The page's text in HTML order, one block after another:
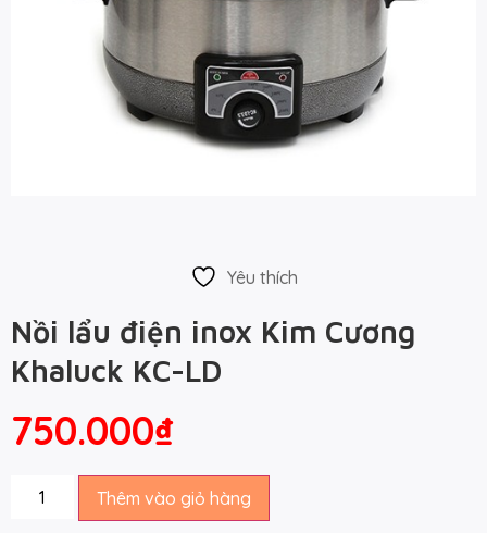
Yêu thích
Nồi lẩu điện inox Kim Cương
Khaluck KC-LD
750.000₫
Thêm vào giỏ hàng